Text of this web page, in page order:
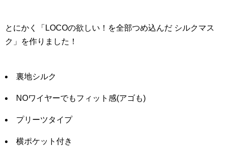
とにかく「LOCOの欲しい！を全部つめ込んだ シルクマス
ク」を作りました！
裏地シルク
NOワイヤーでもフィット感(アゴも)
プリーツタイプ
横ポケット付き